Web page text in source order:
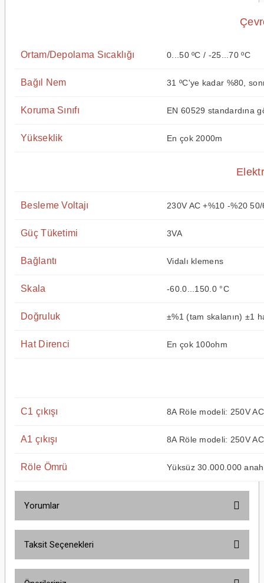
Ortam/Depolama Sıcaklığı 0...50 ºC / -25...70 ºC
Bağıl Nem 31 ºC'ye kadar %80,
Koruma Sınıfı EN 60529 standardına
Yükseklik En çok 2000m
Besleme Voltajı 230V AC +%10 -%20
Güç Tüketimi 3VA
Bağlantı Vidalı klemens
Skala -60.0...150.0 °C
Doğruluk ±%1 (tam skalanın) ±1
Hat Direnci En çok 100ohm
C1 çıkışı 8A Röle modeli: 250V
A1 çıkışı 8A Röle modeli: 250V
Röle Ömrü Yüksüz 30.000.000
Yorumlar
Taksit Seçenekleri